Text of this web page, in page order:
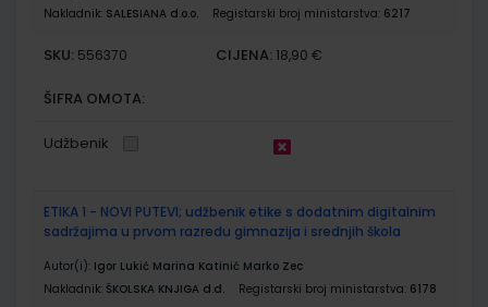
Nakladnik: SALESIANA d.o.o. Registarski broj ministarstva: 6217
SKU: 556370 CIJENA: 18,90 €
ŠIFRA OMOTA:
Udžbenik
ETIKA 1 - NOVI PUTEVI; udžbenik etike s dodatnim digitalnim
sadržajima u prvom razredu gimnazija i srednjih škola
Autor(i): Igor Lukić Marina Katinić Marko Zec
Nakladnik: ŠKOLSKA KNJIGA d.d. Registarski broj ministarstva: 6178